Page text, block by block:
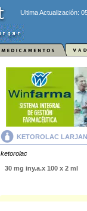
Ultima Actualización:
KETOROLAC LARJAN
ketorolac
30 mg iny.a.x 100 x 2 ml